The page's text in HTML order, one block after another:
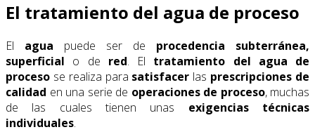
El tratamiento del agua de proceso
El agua puede ser de procedencia subterránea,
superficial o de red. El tratamiento del agua de
proceso se realiza para satisfacer las prescripciones de
calidad en una serie de operaciones de proceso, muchas
de las cuales tienen unas exigencias técnicas
individuales.